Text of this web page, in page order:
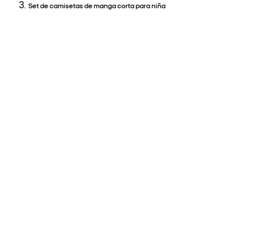
Set de camisetas de manga corta para niña